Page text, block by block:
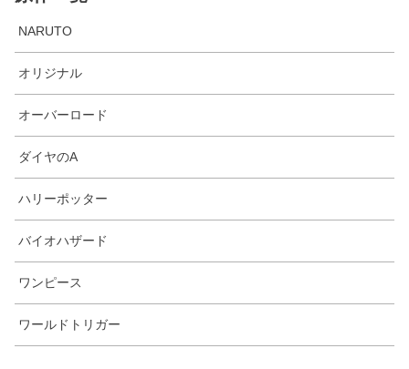
NARUTO
オリジナル
オーバーロード
ダイヤのA
ハリーポッター
バイオハザード
ワンピース
ワールドトリガー